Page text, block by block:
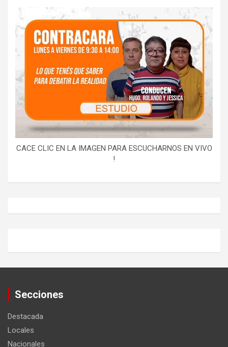
CACE CLIC EN LA IMAGEN PARA ESCUCHARNOS EN VIVO
!
Secciones
Destacada
Locales
Nacionales